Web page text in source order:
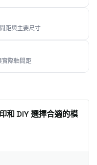
距與主要尺寸
實際軸間距
和 DIY 選擇合適的模